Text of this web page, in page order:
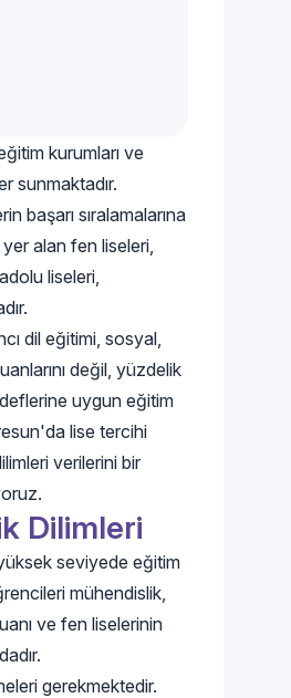
kurumları ve
sunmaktadır.
başarı sıralamalarına
alan fen liseleri,
liseleri,
dil eğitimi, sosyal,
değil, yüzdelik
uygun eğitim
lise tercihi
verilerini bir
Dilimleri
seviyede eğitim
mühendislik,
ve fen liselerinin
gerekmektedir.